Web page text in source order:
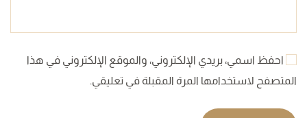
احفظ اسمي، بريدي الإلكتروني، والموقع الإلكتروني في هذا
المتصفح لاستخدامها المرة المقبلة في تعليقي.